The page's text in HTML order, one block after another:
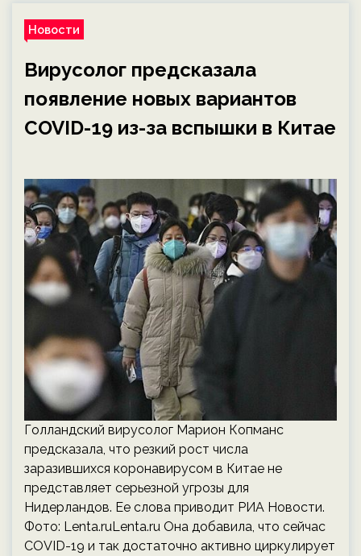
Новости
Вирусолог предсказала
появление новых вариантов
COVID-19 из-за вспышки в Китае
Голландский вирусолог Марион Копманс
предсказала, что резкий рост числа
заразившихся коронавирусом в Китае не
представляет серьезной угрозы для
Нидерландов. Ее слова приводит РИА Новости.
Фото: Lenta.ruLenta.ru Она добавила, что сейчас
COVID-19 и так достаточно активно циркулирует